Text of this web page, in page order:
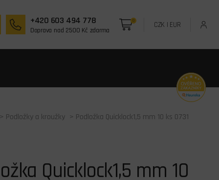
+420 603 494 778
Doprava nad 2500 Kč zdarma
0 CZK | EUR
Podložky a kroužky > Podložka Quicklock1,5 mm 10 ks 0731
Quicklock1,5 mm 10